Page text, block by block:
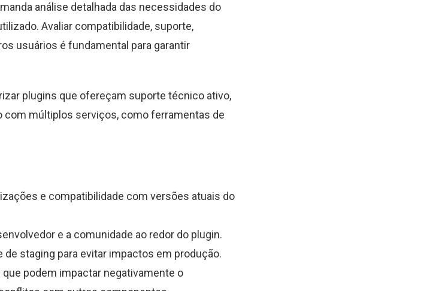
análise detalhada das necessidades do
Avaliar compatibilidade, suporte,
usuários é fundamental para garantir
plugins que ofereçam suporte técnico ativo,
com múltiplos serviços, como ferramentas de
e compatibilidade com versões atuais do
e a comunidade ao redor do plugin.
staging para evitar impactos em produção.
podem impactar negativamente o